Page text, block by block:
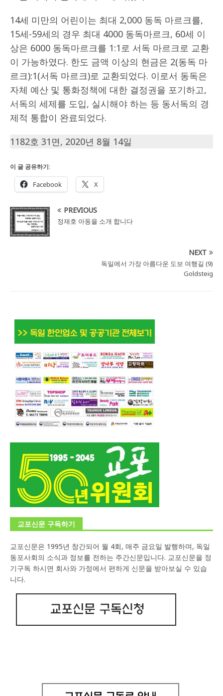
14세 미만의 어린이는 최대 2,000 동독 마르크를,
15세-59세의 경우 최대 4000 동독마르크, 60세 이
상은 6000 동독마르크를 1:1로 서독 마르크로 교환
이 가능하였다. 한도 금액 이상의 현금은 2(동독 마
르크):1(서독 마르크)로 교환되었다. 이로서 동독은
자체 예산 및 통화정책에 대한 결정권을 포기하고,
서독의 세제를 도입, 실시해야 하는 등 동서독의 경
제적 통합이 완료되었다.
1182호 31면, 2020년 8월 14일
이 글 공유하기:
Facebook X
PREVIOUS
정재호 아동을 소개 합니다
NEXT
독일에서 가장 아름다운 도보 여행길 (9)
Goldsteig
교포신문 구독하기
교포신문은 1995년 창간되어 월 4회, 매주 금요일 발행하며, 독일
동포사회의 소식과 정보를 전하는 주간신문입니다. 교포신문을 정
기구독 하시면 회사와 가정에서 편하게 신문을 받아보실 수 있습
니다.